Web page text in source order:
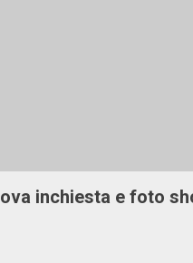
inchiesta e foto